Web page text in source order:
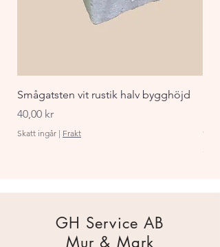
Smågatsten vit rustik halv bygghöjd
Pris
40,00 kr
Skatt ingår | Frakt
Pris
GH Service AB
Mur & Mark